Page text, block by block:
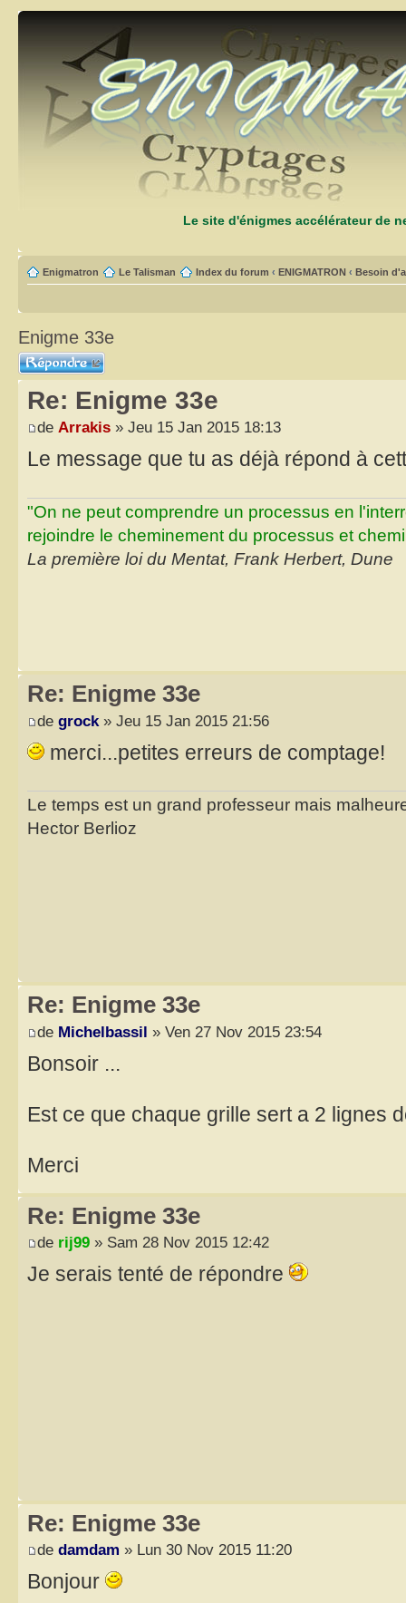
Le site d'énigmes accélérateur de
Enigmatron Le Talisman Index du forum ‹ ENIGMATRON ‹ Besoin
Enigme 33e
Répondre
Re: Enigme 33e
de Arrakis » Jeu 15 Jan 2015 18:13
Le message que tu as déjà répond à
"On ne peut comprendre un processus en
rejoindre le cheminement du processus et
La première loi du Mentat, Frank Herbert, Dune
Re: Enigme 33e
de grock » Jeu 15 Jan 2015 21:56
merci...petites erreurs de comptage!
Le temps est un grand professeur mais
Hector Berlioz
Re: Enigme 33e
de Michelbassil » Ven 27 Nov 2015 23:54
Bonsoir ...
Est ce que chaque grille sert a 2 lignes
Merci
Re: Enigme 33e
de rij99 » Sam 28 Nov 2015 12:42
Je serais tenté de répondre
Re: Enigme 33e
de damdam » Lun 30 Nov 2015 11:20
Bonjour